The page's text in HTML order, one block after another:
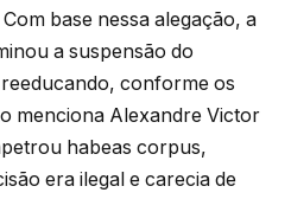
base nessa alegação, a
a suspensão do
conforme os
menciona Alexandre Victor
habeas corpus,
era ilegal e carecia de